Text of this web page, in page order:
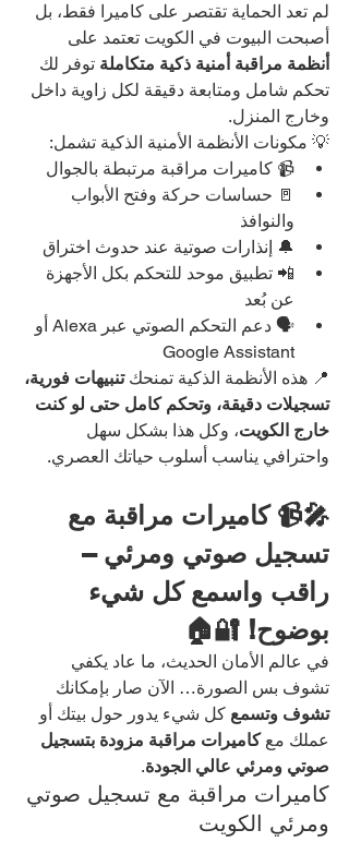
لم تعد الحماية تقتصر على كاميرا فقط، بل
أصبحت البيوت في الكويت تعتمد على
أنظمة مراقبة أمنية ذكية متكاملة توفر لك
تحكم شامل ومتابعة دقيقة لكل زاوية داخل
وخارج المنزل.
💡 مكونات الأنظمة الأمنية الذكية تشمل:
📹 كاميرات مراقبة مرتبطة بالجوال
🚪 حساسات حركة وفتح الأبواب
والنوافذ
🔔 إنذارات صوتية عند حدوث اختراق
📲 تطبيق موحد للتحكم بكل الأجهزة
عن بُعد
🗣️ دعم التحكم الصوتي عبر Alexa أو
Google Assistant
📍 هذه الأنظمة الذكية تمنحك تنبيهات فورية،
تسجيلات دقيقة، وتحكم كامل حتى لو كنت
خارج الكويت، وكل هذا بشكل سهل
واحترافي يناسب أسلوب حياتك العصري.
🎤📹 كاميرات مراقبة مع
تسجيل صوتي ومرئي –
راقب واسمع كل شيء
بوضوح! 🔐🏠
في عالم الأمان الحديث، ما عاد يكفي
تشوف بس الصورة… الآن صار بإمكانك
تشوف وتسمع كل شيء يدور حول بيتك أو
عملك مع كاميرات مراقبة مزودة بتسجيل
صوتي ومرئي عالي الجودة.
كاميرات مراقبة مع تسجيل صوتي
ومرئي الكويت